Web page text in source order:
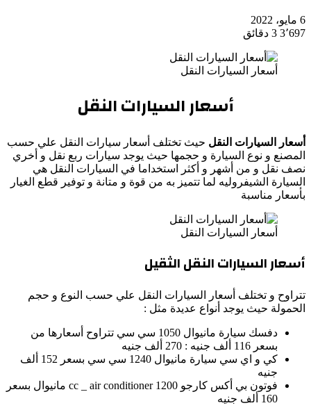
6 مايو، 2022
3٬697 3 دقائق
أسعار السيارات النقل
أسعار السيارات النقل
أسعار السيارات النقل حيث تختلف أسعار سيارات النقل علي حسب
المصنع و نوع السيارة و حجمها حيث يوجد سيارات ربع نقل و أخري
نصف نقل و من أشهر و أكثر استخداما في السيارات النقل هي
السيارة الشيفروليه لما تتميز به من قوة و متانة و توفير قطع الغيار
بأسعار مناسبة
أسعار السيارات النقل
أسعار السيارات النقل الثقيل
تتراوح و تختلف أسعار السيارات النقل علي حسب النوع و حجم
الحمولة حيث يوجد أنواع عديدة مثل :
دفسك سيارة مانيوال 1050 سي سي تتراوح أسعارها من
بسعر 116 ألف جنيه : 270 ألف جنيه
كي و اي سي سيارة مانيوال 1240 سي سي بسعر 152 ألف
جنيه
فوتون بي أكس كارجو 1200 cc _ air conditioner مانيوال بسعر
160 ألف جنيه